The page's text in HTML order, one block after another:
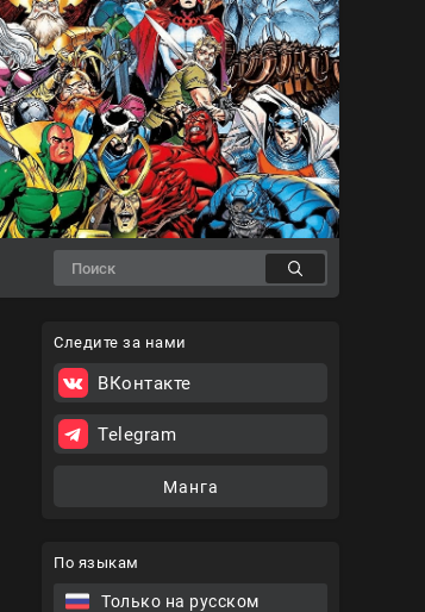
По языкам
Только на русском
Следите за нами
ВКонтакте
Telegram
Манга